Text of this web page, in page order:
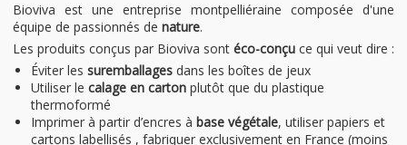
Bioviva est une entreprise montpelliéraine composée d'une
équipe de passionnés de nature.
Les produits conçus par Bioviva sont éco-conçu ce qui veut dire :
Éviter les suremballages dans les boîtes de jeux
Utiliser le calage en carton plutôt que du plastique
thermoformé
Imprimer à partir d’encres à base végétale, utiliser papiers et
cartons labellisés , fabriquer exclusivement en France (moins